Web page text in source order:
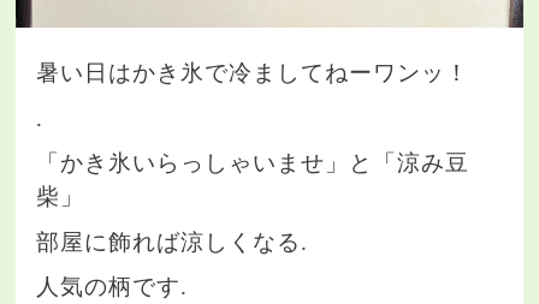
暑い日はかき氷で冷ましてねーワンッ！
.
「かき氷いらっしゃいませ」と「涼み豆
柴」
部屋に飾れば涼しくなる.
人気の柄です.